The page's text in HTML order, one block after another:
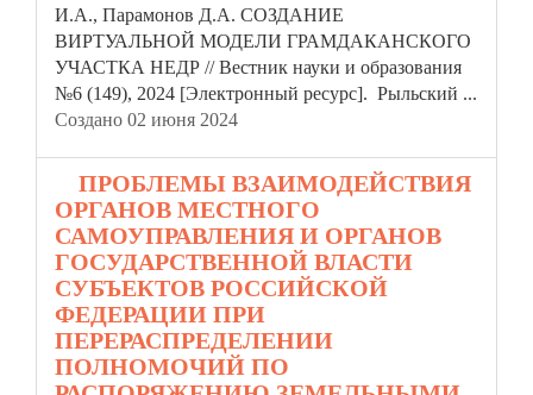
И.А., Парамонов Д.А. СОЗДАНИЕ
ВИРТУАЛЬНОЙ МОДЕЛИ ГРАМДАКАНСКОГО
УЧАСТКА НЕДР // Вестник науки и образования
№6 (149), 2024 [Электронный ресурс]. Рыльский ...
Создано 02 июня 2024
ПРОБЛЕМЫ ВЗАИМОДЕЙСТВИЯ
ОРГАНОВ МЕСТНОГО
САМОУПРАВЛЕНИЯ И ОРГАНОВ
ГОСУДАРСТВЕННОЙ ВЛАСТИ
СУБЪЕКТОВ РОССИЙСКОЙ
ФЕДЕРАЦИИ ПРИ
ПЕРЕРАСПРЕДЕЛЕНИИ
ПОЛНОМОЧИЙ ПО